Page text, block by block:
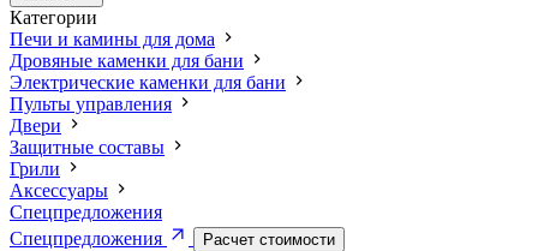
Категории
Печи и камины для дома
Дровяные каменки для бани
Электрические каменки для бани
Пульты управления
Двери
Защитные составы
Грили
Аксессуары
Спецпредложения
Спецпредложения
Расчет стоимости